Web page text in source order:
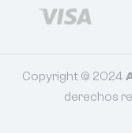
Copyright © 2024
derechos